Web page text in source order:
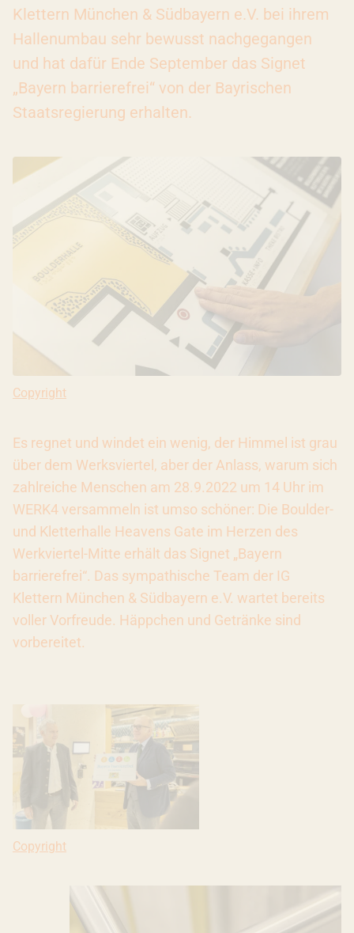
Klettern München & Südbayern e.V. bei ihrem
Hallenumbau sehr bewusst nachgegangen
und hat dafür Ende September das Signet
„Bayern barrierefrei“ von der Bayrischen
Staatsregierung erhalten.
Copyright: Ivana Bilz, 2021
Copyright
Es regnet und windet ein wenig, der Himmel ist grau
über dem Werksviertel, aber der Anlass, warum sich
zahlreiche Menschen am 28.9.2022 um 14 Uhr im
WERK4 versammeln ist umso schöner: Die Boulder-
und Kletterhalle Heavens Gate im Herzen des
Werkviertel-Mitte erhält das Signet „Bayern
barrierefrei“. Das sympathische Team der IG
Klettern München & Südbayern e.V. wartet bereits
voller Vorfreude. Häppchen und Getränke sind
vorbereitet.
Copyright: Ivana Bilz, 2022
Copyright